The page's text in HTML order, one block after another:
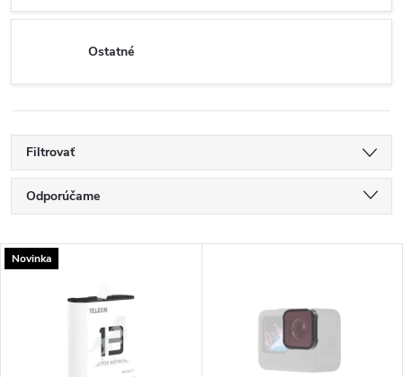
Ostatné
Filtrovať
R
a
Odporúčame
Najdrahšie
Najpredávanejšie
V
Novinka